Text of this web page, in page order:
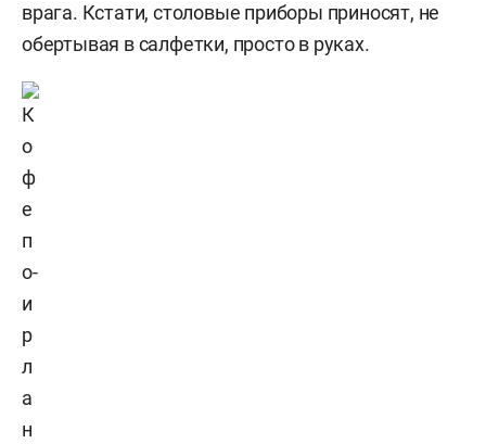
врага. Кстати, столовые приборы приносят, не
обертывая в салфетки, просто в руках.